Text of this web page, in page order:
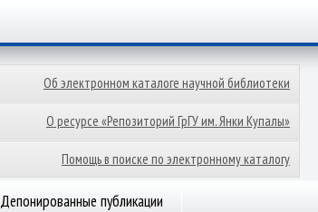
Об электронном каталоге научной библиотеки
О ресурсе «Репозиторий ГрГУ им. Янки Купалы»
Помощь в поиске по электронному каталогу
Депонированные публикации